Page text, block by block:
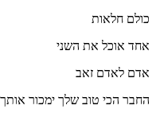
כולם חלאות
אחד אוכל את השני
אדם לאדם זאב
החבר הכי טוב שלך ימכור